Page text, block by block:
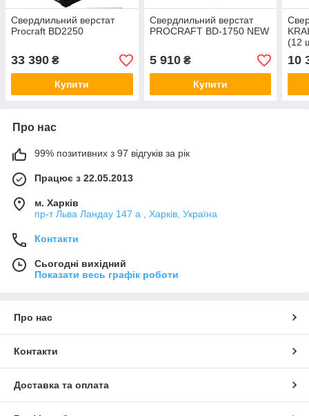
Свердлильний верстат
Procraft BD2250
33 390 ₴
Купити
Свердлильний верстат
PROCRAFT BD-1750 NEW
5 910₴
Купити
(12
10
Про нас
99% позитивних з 97 відгуків за рік
Працює з 22.05.2013
м. Харків
пр-т Льва Ландау 147 а , Харків, Україна
Контакти
Сьогодні вихідний
Показати весь графік роботи
Про нас
Контакти
Доставка та оплата